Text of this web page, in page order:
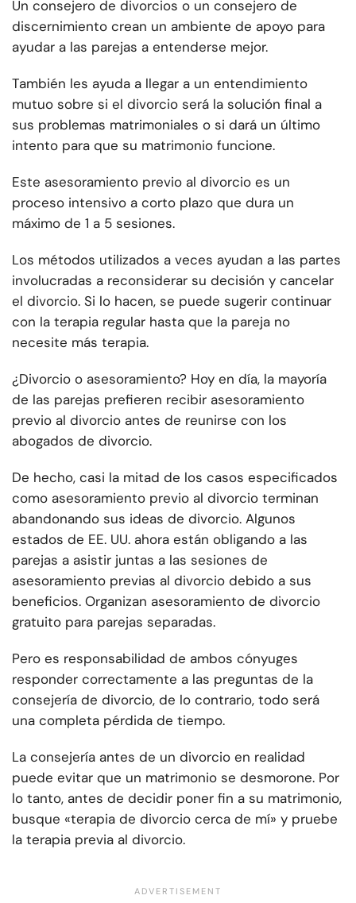
Un consejero de divorcios o un consejero de
discernimiento crean un ambiente de apoyo para
ayudar a las parejas a entenderse mejor.
También les ayuda a llegar a un entendimiento
mutuo sobre si el divorcio será la solución final a
sus problemas matrimoniales o si dará un último
intento para que su matrimonio funcione.
Este asesoramiento previo al divorcio es un
proceso intensivo a corto plazo que dura un
máximo de 1 a 5 sesiones.
Los métodos utilizados a veces ayudan a las partes
involucradas a reconsiderar su decisión y cancelar
el divorcio. Si lo hacen, se puede sugerir continuar
con la terapia regular hasta que la pareja no
necesite más terapia.
¿Divorcio o asesoramiento? Hoy en día, la mayoría
de las parejas prefieren recibir asesoramiento
previo al divorcio antes de reunirse con los
abogados de divorcio.
De hecho, casi la mitad de los casos especificados
como asesoramiento previo al divorcio terminan
abandonando sus ideas de divorcio. Algunos
estados de EE. UU. ahora están obligando a las
parejas a asistir juntas a las sesiones de
asesoramiento previas al divorcio debido a sus
beneficios. Organizan asesoramiento de divorcio
gratuito para parejas separadas.
Pero es responsabilidad de ambos cónyuges
responder correctamente a las preguntas de la
consejería de divorcio, de lo contrario, todo será
una completa pérdida de tiempo.
La consejería antes de un divorcio en realidad
puede evitar que un matrimonio se desmorone. Por
lo tanto, antes de decidir poner fin a su matrimonio,
busque «terapia de divorcio cerca de mí» y pruebe
la terapia previa al divorcio.